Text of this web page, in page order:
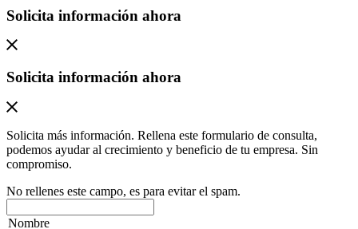
Solicita información ahora
Solicita información ahora
Solicita más información. Rellena este formulario de consulta,
podemos ayudar al crecimiento y beneficio de tu empresa. Sin
compromiso.
No rellenes este campo, es para evitar el spam.